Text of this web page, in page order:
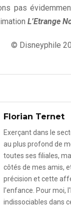
pas
L’Etrange
© Disneyphile
Florian Ternet
Exerçant dans le
au plus profond de
toutes ses filiales,
côtés de mes amis,
précision et cette
l'enfance. Pour moi,
indissociables dans